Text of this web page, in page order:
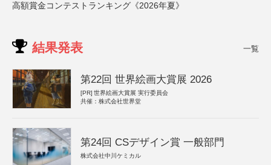
高額賞金コンテストランキング《2026年夏》
結果発表 一覧
第22回 世界絵画大賞展 2026
[PR] 世界絵画大賞展 実行委員会
共催：株式会社世界堂
第24回 CSデザイン賞 一般部門
株式会社中川ケミカル